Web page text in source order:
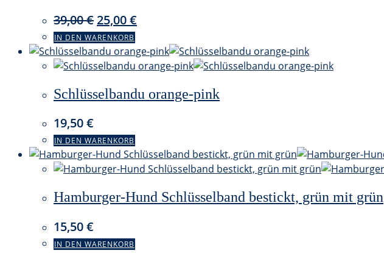
39,00€Ursprünglicher
Preis
war:
39,00 €
25,00€
ist:
25,00 €.
IN DEN WARENKORB
Schlüsselbandu orange-pink
19,50€
IN DEN WARENKORB
Hamburger-Hund Schlüsselband bestickt, grün mit grün
15,50€
IN DEN WARENKORB